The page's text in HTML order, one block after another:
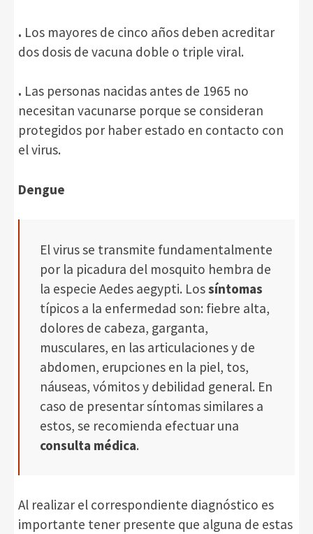
. Los mayores de cinco años deben acreditar
dos dosis de vacuna doble o triple viral.
. Las personas nacidas antes de 1965 no
necesitan vacunarse porque se consideran
protegidos por haber estado en contacto con
el virus.
Dengue
El virus se transmite fundamentalmente
por la picadura del mosquito hembra de
la especie Aedes aegypti. Lossíntomas
típicos a la enfermedad son: fiebre alta,
dolores de cabeza, garganta,
musculares, en las articulaciones y de
abdomen, erupciones en la piel, tos,
náuseas, vómitos y debilidad general. En
caso de presentar síntomas similares a
estos, se recomienda efectuar una
consulta médica.
Al realizar el correspondiente diagnóstico es
importante tener presente que alguna de estas